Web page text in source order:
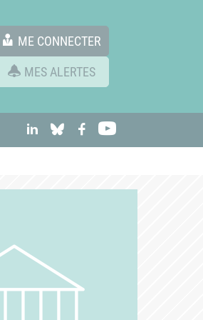
ME CONNECTER
MES ALERTES
linkedInBlueskyFacebook